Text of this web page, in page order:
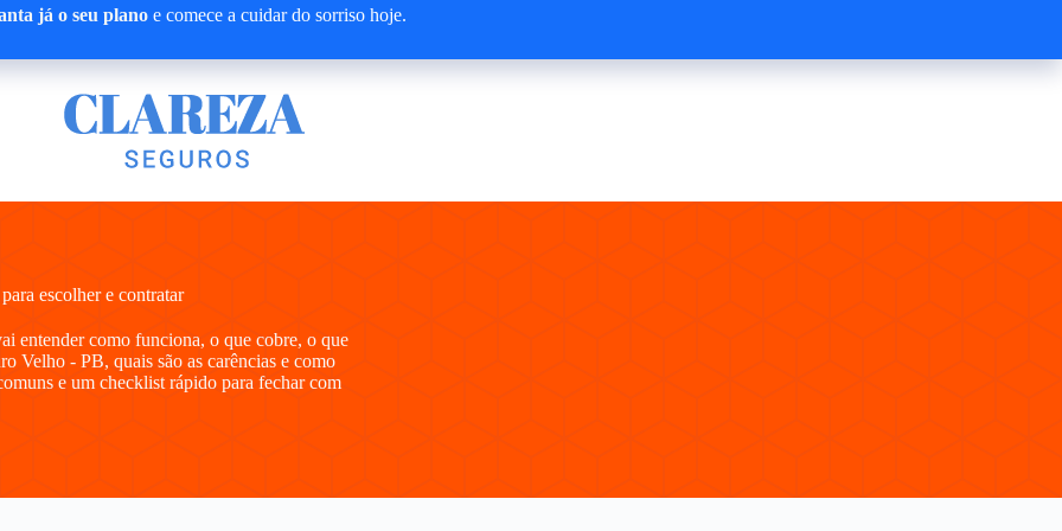
já o seu planoe comece a cuidar do sorriso hoje.
escolher e contratar
entender como funciona, o que cobre, o que
Velho - PB, quais são as carências e como
e um checklist rápido para fechar com